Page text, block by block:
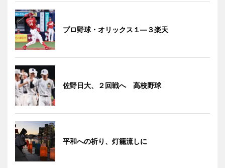
プロ野球・オリックス１―３楽天
佐野日大、２回戦へ 高校野球
平和への祈り、灯籠流しに